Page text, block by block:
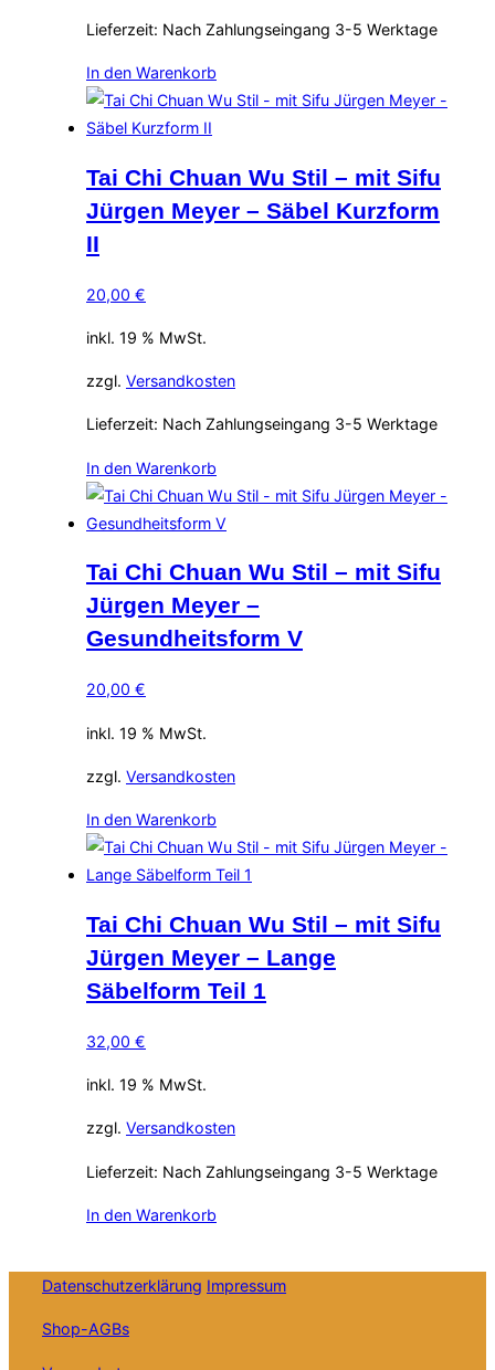
Lieferzeit: Nach Zahlungseingang 3-5 Werktage
In den Warenkorb
Tai Chi Chuan Wu Stil – mit Sifu
Jürgen Meyer – Säbel Kurzform
II
20,00 €
inkl. 19 % MwSt.
zzgl. Versandkosten
Lieferzeit: Nach Zahlungseingang 3-5 Werktage
In den Warenkorb
Tai Chi Chuan Wu Stil – mit Sifu
Jürgen Meyer –
Gesundheitsform V
20,00 €
inkl. 19 % MwSt.
zzgl. Versandkosten
In den Warenkorb
Tai Chi Chuan Wu Stil – mit Sifu
Jürgen Meyer – Lange
Säbelform Teil 1
32,00 €
inkl. 19 % MwSt.
zzgl. Versandkosten
Lieferzeit: Nach Zahlungseingang 3-5 Werktage
In den Warenkorb
Datenschutzerklärung Impressum
Shop-AGBs